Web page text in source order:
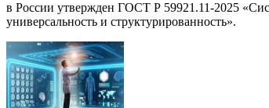
в России утвержден ГОСТ Р 59921.11-2025
универсальность и структурированность».